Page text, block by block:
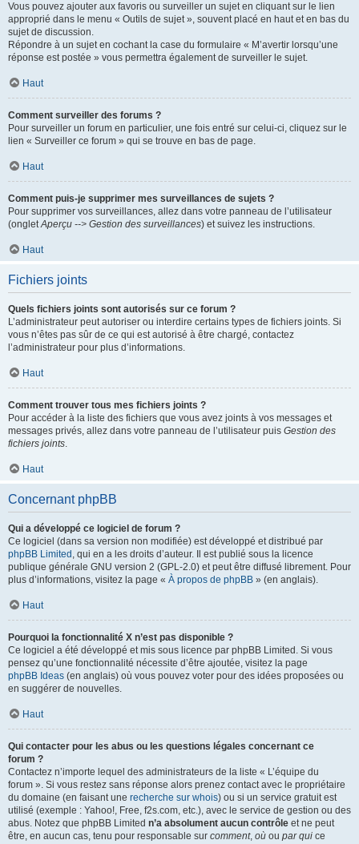
Vous pouvez ajouter aux favoris ou surveiller un sujet en cliquant sur le lien
approprié dans le menu « Outils de sujet », souvent placé en haut et en bas du
sujet de discussion.
Répondre à un sujet en cochant la case du formulaire « M’avertir lorsqu’une
réponse est postée » vous permettra également de surveiller le sujet.
Haut
Comment surveiller des forums ?
Pour surveiller un forum en particulier, une fois entré sur celui-ci, cliquez sur le
lien « Surveiller ce forum » qui se trouve en bas de page.
Haut
Comment puis-je supprimer mes surveillances de sujets ?
Pour supprimer vos surveillances, allez dans votre panneau de l’utilisateur
(ongletAperçu --> Gestion des surveillances) et suivez les instructions.
Haut
Fichiers joints
Quels fichiers joints sont autorisés sur ce forum ?
L’administrateur peut autoriser ou interdire certains types de fichiers joints. Si
vous n’êtes pas sûr de ce qui est autorisé à être chargé, contactez
l’administrateur pour plus d’informations.
Haut
Comment trouver tous mes fichiers joints ?
Pour accéder à la liste des fichiers que vous avez joints à vos messages et
messages privés, allez dans votre panneau de l’utilisateur puis Gestion des
fichiers joints.
Haut
Concernant phpBB
Qui a développé ce logiciel de forum ?
Ce logiciel (dans sa version non modifiée) est développé et distribué par
phpBB Limited , qui en a les droits d’auteur. Il est publié sous la licence
publique générale GNU version 2 (GPL-2.0) et peut être diffusé librement. Pour
plus d’informations, visitez la page « À propos de phpBB » (en anglais).
Haut
Pourquoi la fonctionnalité X n’est pas disponible ?
Ce logiciel a été développé et mis sous licence par phpBB Limited. Si vous
pensez qu’une fonctionnalité nécessite d’être ajoutée, visitez la page
phpBB Ideas (en anglais) où vous pouvez voter pour des idées proposées ou
en suggérer de nouvelles.
Haut
Qui contacter pour les abus ou les questions légales concernant ce
forum ?
Contactez n’importe lequel des administrateurs de la liste « L’équipe du
forum ». Si vous restez sans réponse alors prenez contact avec le propriétaire
du domaine (en faisant une recherche sur whois) ou si un service gratuit est
utilisé (exemple : Yahoo!, Free, f2s.com, etc.), avec le service de gestion ou des
abus. Notez que phpBB Limited n’a absolument aucun contrôle et ne peut
être, en aucun cas, tenu pour responsable sur comment, où ou par qui ce